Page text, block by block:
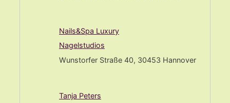
Nails&Spa Luxury
Nagelstudios
Wunstorfer Straße 40, 30453 Hannover
Tanja Peters